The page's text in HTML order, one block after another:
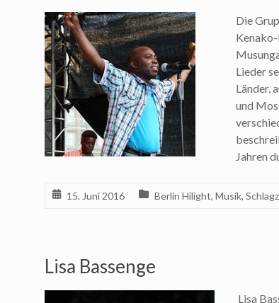
Die
Lieder
Länder,
und
Jahren
15. Juni 2016 Berlin Hilight, Musik,
Lisa Bassenge
Lisa